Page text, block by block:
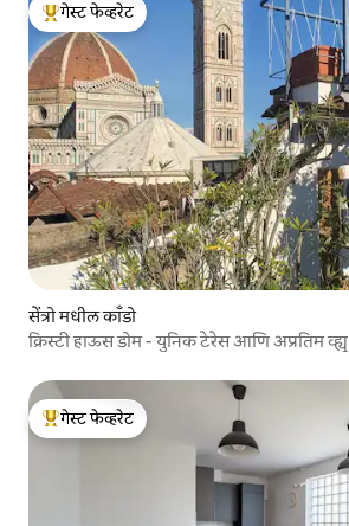
टॉप गेस्ट फेव्हरेट
गेस्ट फेव्हरेट
सेंत्रो मधील काँडो
क्रिस्टी हाऊस डोम - युनिक टेरेस आणि अप्रतिम व्ह्यू
टॉप गेस्ट फेव्हरेट
गेस्ट फेव्हरेट